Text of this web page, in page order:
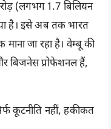
(लगभग 1.7 बिलियन
है। इसे अब तक भारत
जा रहा है। वेम्बू की
और बिजनेस प्रोफेशनल हैं,
कूटनीति नहीं, हकीकत